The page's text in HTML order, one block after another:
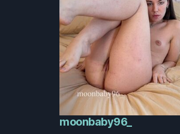
moonbaby96_